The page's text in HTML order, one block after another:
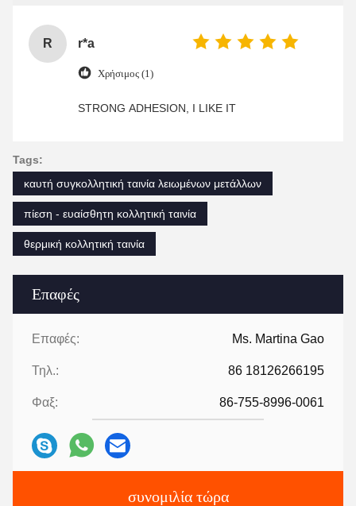
Επαφές
Επαφές: Ms. Martina Gao
Τηλ.: 86 18126266195
Φαξ: 86-755-8996-0061
συνομιλία τώρα
R r*a
Χρήσιμος (1)
STRONG ADHESION, I LIKE IT
Tags:
καυτή συγκολλητική ταινία λειωμένων μετάλλων
πίεση - ευαίσθητη κολλητική ταινία
θερμική κολλητική ταινία